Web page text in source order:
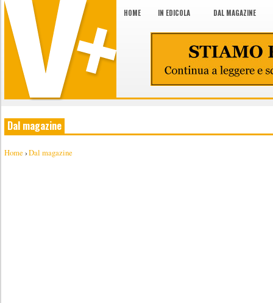
HOME IN EDICOLA DAL MAGAZINE
Dal magazine
Home ›Dal magazine